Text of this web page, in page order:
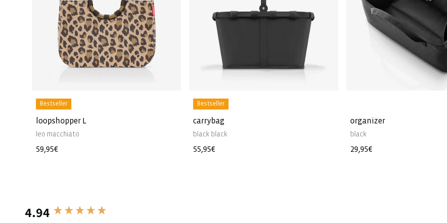
Bestseller
loopshopper L
leo macchiato
Prix
59,95€
Bestseller
carrybag
black black
Prix
55,95€
organizer
black
Prix
29,95€
4.94
New content loaded